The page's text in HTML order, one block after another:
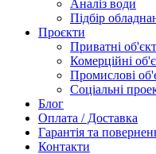
Аналіз води
Підбір
Проєкти
Приватні
Комерційні
Промислові
Соціальні
Блог
Оплата / Доставка
Гарантія та
Контакти